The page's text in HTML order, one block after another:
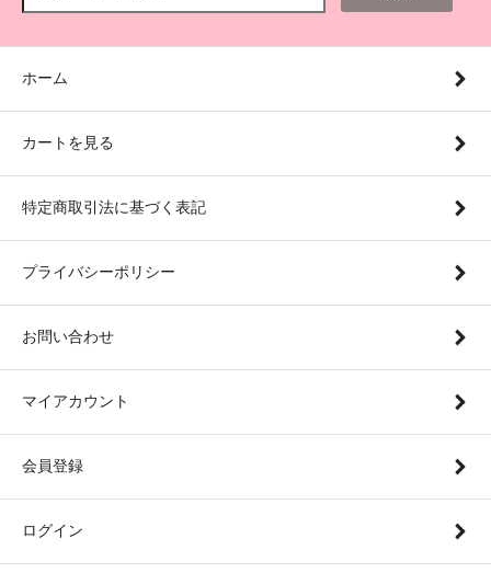
ホーム
カートを見る
特定商取引法に基づく表記
プライバシーポリシー
お問い合わせ
マイアカウント
会員登録
ログイン